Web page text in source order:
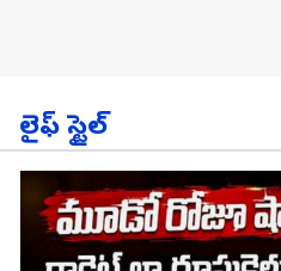
లైఫ్ స్టైల్